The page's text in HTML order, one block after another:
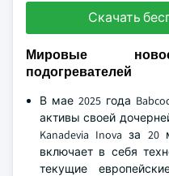
Скачать
Мировые
подогревателей
В мае 2025 года
активы своей
Kanadevia Inova за
включает в себя
текущие